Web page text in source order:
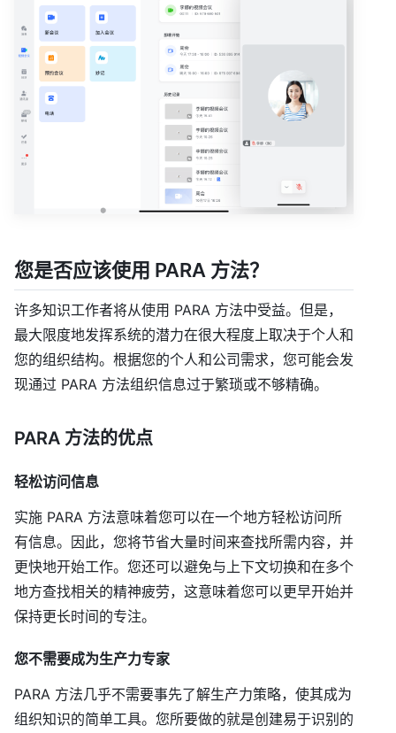
您是否应该使用 PARA 方法？
许多知识工作者将从使用 PARA 方法中受益。但是，
最大限度地发挥系统的潜力在很大程度上取决于个人和
您的组织结构。根据您的个人和公司需求，您可能会发
现通过 PARA 方法组织信息过于繁琐或不够精确。
PARA 方法的优点
轻松访问信息
实施 PARA 方法意味着您可以在一个地方轻松访问所
有信息。因此，您将节省大量时间来查找所需内容，并
更快地开始工作。您还可以避免与上下文切换和在多个
地方查找相关的精神疲劳，这意味着您可以更早开始并
保持更长时间的专注。
您不需要成为生产力专家
PARA 方法几乎不需要事先了解生产力策略，使其成为
组织知识的简单工具。您所要做的就是创建易于识别的